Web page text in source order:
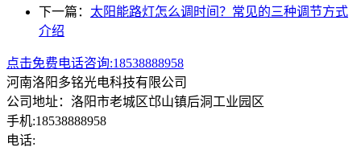
下一篇： 太阳能路灯怎么调时间？常见的三种调节方式
介绍
点击免费电话咨询:18538888958
河南洛阳多铭光电科技有限公司
公司地址：洛阳市老城区邙山镇后洞工业园区
手机:18538888958
电话: